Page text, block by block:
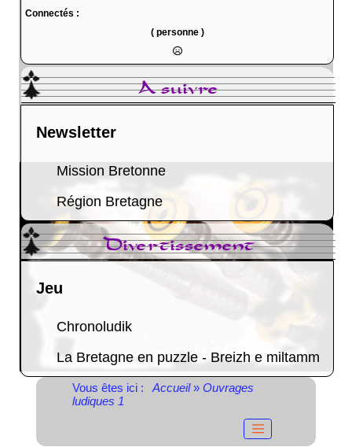
Connectés :
( personne )
A suivre
Newsletter
Mission Bretonne
Région Bretagne
Divertissement
Jeu
Chronoludik
La Bretagne en puzzle - Breizh e miltamm
Vous êtes ici : Accueil» Ouvrages
ludiques 1